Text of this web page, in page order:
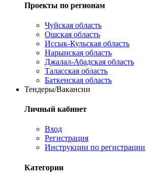
Проекты по регионам
Чуйская область
Ошская область
Иссык-Кульская область
Нарынская область
Джалал-Абадская область
Таласская область
Баткенская область
Тендеры/Вакансии
Личный кабинет
Вход
Регистрация
Инструкции по регистрации
Категории